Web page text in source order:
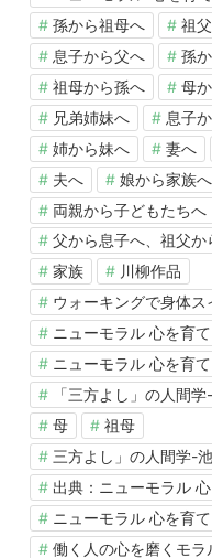
孫から祖母へ
祖
息子から父へ
孫
祖母から孫へ
母
兄弟姉妹へ
息子
姉から妹へ
妻へ
夫へ
娘から家族へ
両親から子どもたちへ
父から息子へ、祖父か
家族
川柳作品
ウォーキングで身体ス
ニューモラル 心を育
ニューモラル 心を育
「三方よし」の人間
母
祖母
三方よし」の人間学-
出典：ニューモラル
ニューモラル 心を育
働く人の心を磨くモラ